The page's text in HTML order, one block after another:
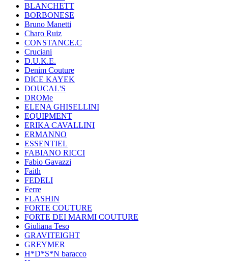
BLANCHETT
BORBONESE
Bruno Manetti
Charo Ruiz
CONSTANCE.C
Cruciani
D.U.K.E.
Denim Couture
DICE KAYEK
DOUCAL'S
DROMe
ELENA GHISELLINI
EQUIPMENT
ERIKA CAVALLINI
ERMANNO
ESSENTIEL
FABIANO RICCI
Fabio Gavazzi
Faith
FEDELI
Ferre
FLASHIN
FORTE COUTURE
FORTE DEI MARMI COUTURE
Giuliana Teso
GRAVITEIGHT
GREYMER
H*D*S*N baracco